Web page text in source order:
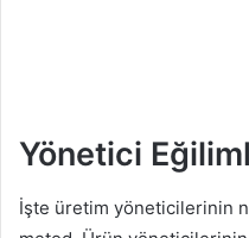
Yönetici
İşte üretim yöneticilerinin